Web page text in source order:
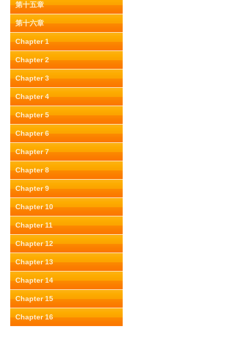
第十五章
第十六章
Chapter 1
Chapter 2
Chapter 3
Chapter 4
Chapter 5
Chapter 6
Chapter 7
Chapter 8
Chapter 9
Chapter 10
Chapter 11
Chapter 12
Chapter 13
Chapter 14
Chapter 15
Chapter 16